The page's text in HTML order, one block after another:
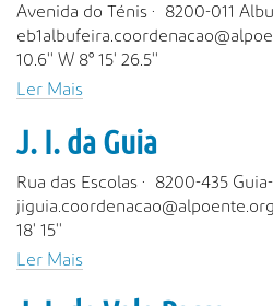
Avenida do Ténis · 8200-011
10.6'' W 8° 15' 26.5''
Ler Mais
J. I. da Guia
Rua das Escolas · 8200-435
jiguia.coordenacao@alpoente.org
18' 15''
Ler Mais